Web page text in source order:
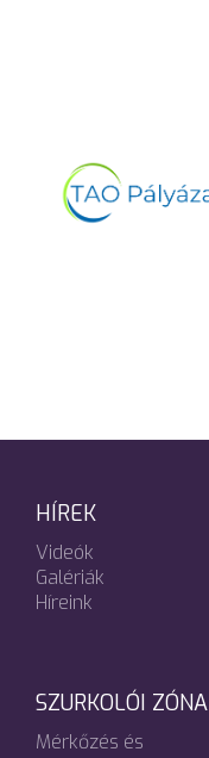
HÍREK
Videók
Galériák
Híreink
SZURKOLÓI ZÓNA
Mérkőzés és